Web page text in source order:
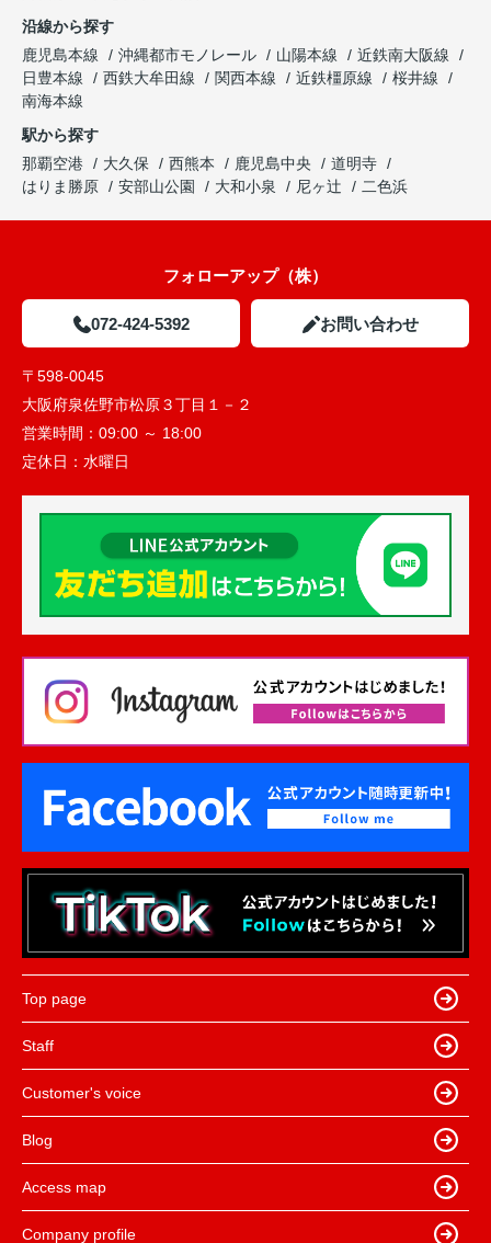
沿線から探す
鹿児島本線
沖縄都市モノレール 山陽本線
近鉄南大阪線
日豊本線
西鉄大牟田線 関西本線 近鉄橿原線
桜井線
南海本線
駅から探す
那覇空港
大久保 西熊本 鹿児島中央
道明寺
はりま勝原
安部山公園 大和小泉 尼ヶ辻 二色浜
フォローアップ（株）
072-424-5392 お問い合わせ
〒598-0045
大阪府泉佐野市松原３丁目１－２
営業時間： 09:00 ～ 18:00
定休日： 水曜日
Top page
Staff
Customer's voice
Blog
Access map
Company profile